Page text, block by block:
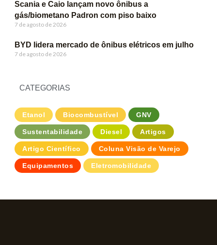
Scania e Caio lançam novo ônibus a
gás/biometano Padron com piso baixo
7 de agosto de 2026
BYD lidera mercado de ônibus elétricos em julho
7 de agosto de 2026
CATEGORIAS
Etanol Biocombustível GNV
Sustentabilidade Diesel Artigos
Artigo Científico Coluna Visão de Varejo
Equipamentos Eletromobilidade